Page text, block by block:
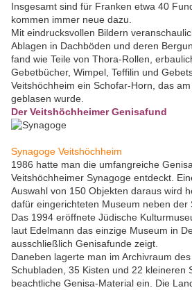
Insgesamt sind für Franken etwa 40
kommen immer neue dazu.
Mit eindrucksvollen Bildern
Ablagen in Dachböden und deren
fand wie Teile von Thora-Rollen,
Gebetbücher, Wimpel, Teffilin und
Veitshöchheim ein Schofar-Horn, das
geblasen wurde.
Der Veitshöchheimer Genisafund
Synagoge Veitshöchheim
1986 hatte man die umfangreiche
Veitshöchheimer Synagoge entdeckt.
Auswahl von 150 Objekten daraus wird
dafür eingerichteten Museum neben der
Das 1994 eröffnete Jüdische
laut Edelmann das einzige Museum in
ausschließlich Genisafunde zeigt.
Daneben lagerte man im Archivraum
Schubladen, 35 Kisten und 22 kleineren
beachtliche Genisa-Material ein. Die